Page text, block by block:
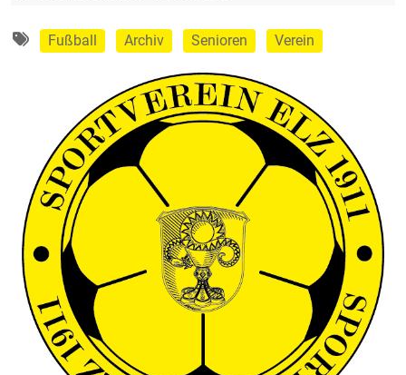
Fußball Archiv Senioren Verein